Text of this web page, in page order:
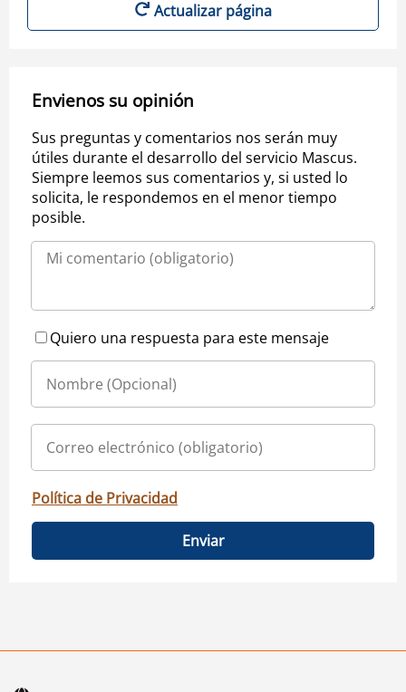
Actualizar página
Envienos su opinión
Sus preguntas y comentarios nos serán muy
útiles durante el desarrollo del servicio Mascus.
Siempre leemos sus comentarios y, si usted lo
solicita, le respondemos en el menor tiempo
posible.
Quiero una respuesta para este mensaje
Política de Privacidad
Enviar